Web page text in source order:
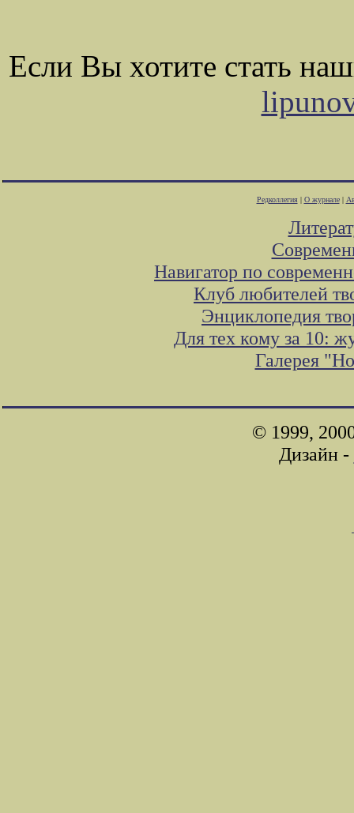
Если Вы хотите стать
Редколлегия| О журнале|
Навигатор по
Клуб любителей
Энциклопедия
Для тех кому за 10:
Галерея
© 1999,
Дизайн -